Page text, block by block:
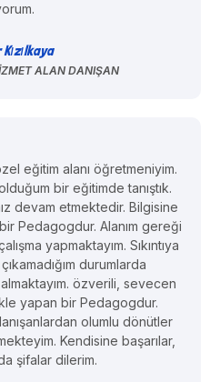
ALAN DANIŞAN
eğitim alanı öğretmeniyim.
bir eğitimde tanıştık.
devam etmektedir. Bilgisine
Pedagogdur. Alanım gereği
yapmaktayım. Sıkıntıya
durumlarda
özverili, sevecen
yapan bir Pedagogdur.
olumlu dönütler
Kendisine başarılar,
şifalar dilerim.